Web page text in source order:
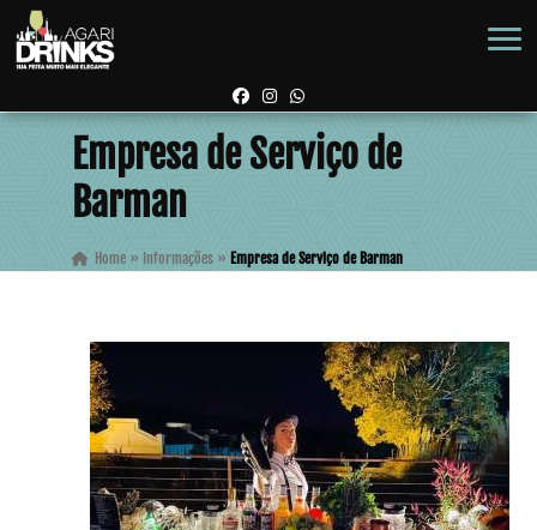
Empresa de Serviço de
Barman
Home» Informações » Empresa de Serviço de Barman